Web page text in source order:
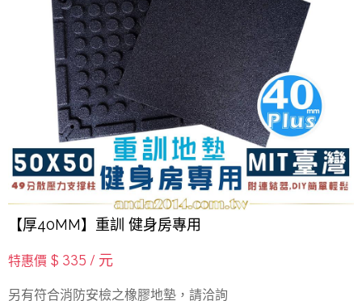
【厚40MM】重訓 健身房專用
特惠價 $ 335 / 元
另有符合消防安檢之橡膠地墊，請洽詢